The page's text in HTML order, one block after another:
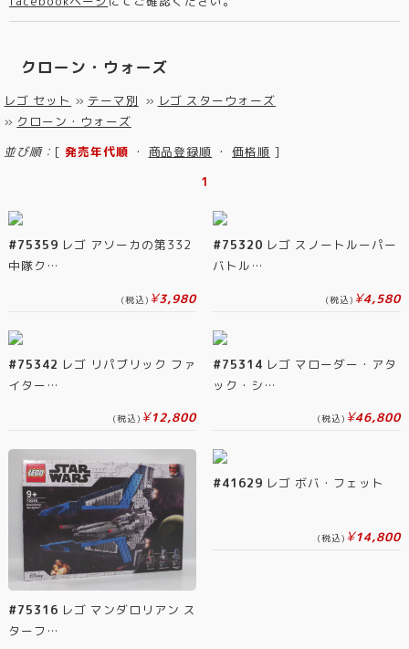
クローン・ウォーズ
レゴ セット » テーマ別 » レゴ スターウォーズ
» クローン・ウォーズ
並び順： [発売年代順 ・ 商品登録順 ・価格順 ]
1
#75359 レゴ アソーカの第332
中隊ク…
(税込) ¥3,980
#75320 レゴ スノートルーパー
バトル…
(税込) ¥4,580
#75342 レゴ リパブリック ファ
イター…
(税込) ¥12,800
#75314 レゴ マローダー・アタ
ック・シ…
(税込) ¥46,800
#75316 レゴ マンダロリアン ス
ターフ…
#41629 レゴ ボバ・フェット
(税込) ¥14,800